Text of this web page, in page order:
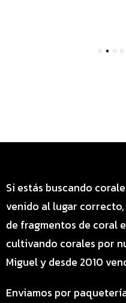
Si estás buscando
venido al lugar
de fragmentos de coral
cultivando corales por
Miguel y desde 2010
Enviamos por